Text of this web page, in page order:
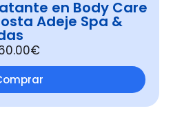
en Body Care
Adeje Spa &